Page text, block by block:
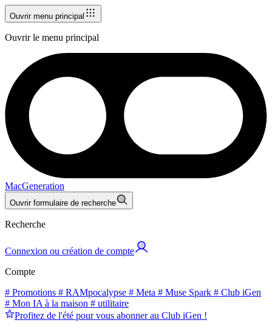
Ouvrir menu principal
Ouvrir le menu principal
MacGeneration
Ouvrir formulaire de recherche
Recherche
Connexion ou création de compte
Compte
# Promotions # RAMpocalypse # Meta # Muse Spark # Club iGen
# Mon IA à la maison # utilitaire
Profitez de l'été pour vous abonner au Club iGen !